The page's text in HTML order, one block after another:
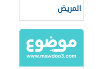
المريض